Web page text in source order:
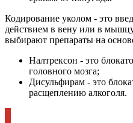
Кодирование уколом - это
действием в вену или в
выбирают препараты на
Налтрексон - это
головного мозга;
Дисульфирам - это
расщеплению алкоголя.